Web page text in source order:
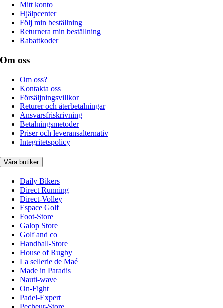
Mitt konto
Hjälpcenter
Följ min beställning
Returnera min beställning
Rabattkoder
Om oss
Om oss?
Kontakta oss
Försäljningsvillkor
Returer och återbetalningar
Ansvarsfriskrivning
Betalningsmetoder
Priser och leveransalternativ
Integritetspolicy
Våra butiker
Daily Bikers
Direct Running
Direct-Volley
Espace Golf
Foot-Store
Galop Store
Golf and co
Handball-Store
House of Rugby
La sellerie de Maé
Made in Paradis
Nauti-wave
On-Fight
Padel-Expert
Pecheur-Store